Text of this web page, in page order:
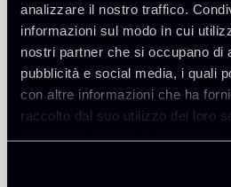
analizzare il nostro traffico.
informazioni sul modo in cui
nostri partner che si occupano di
pubblicità e social media, i quali
con altre informazioni che ha
raccolto dal suo utilizzo dei loro
informativa privacy è disponibile